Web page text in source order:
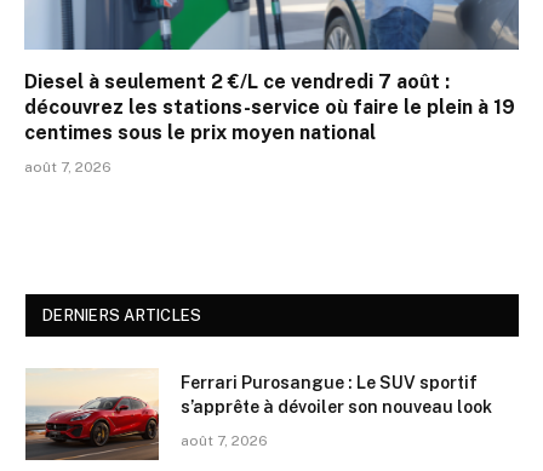
Diesel à seulement 2 €/L ce vendredi 7 août :
découvrez les stations-service où faire le plein à 19
centimes sous le prix moyen national
août 7, 2026
DERNIERS ARTICLES
Ferrari Purosangue : Le SUV sportif
s’apprête à dévoiler son nouveau look
août 7, 2026